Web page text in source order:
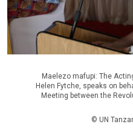
Maelezo mafupi: The
Helen Fytche, speaks on
Meeting between the
© UN